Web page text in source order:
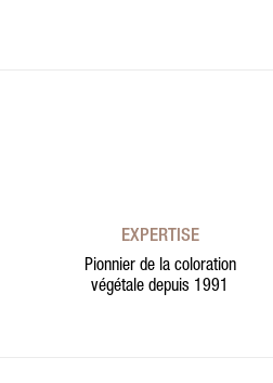
EXPERTISE
Pionnier de la coloration
végétale depuis 1991